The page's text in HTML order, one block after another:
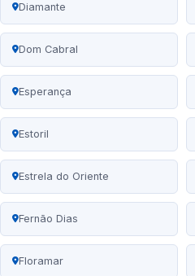
Diamante
Dom Cabral
Esperança
Estoril
Estrela do Oriente
Fernão Dias
Floramar